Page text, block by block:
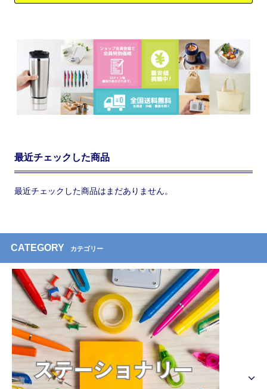
最近チェックした商品
最近チェックした商品はまだありません。
CATEGORY カテゴリー